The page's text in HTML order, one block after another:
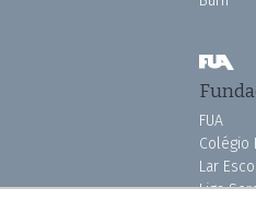
FUA
Colégio
Lar
Liga